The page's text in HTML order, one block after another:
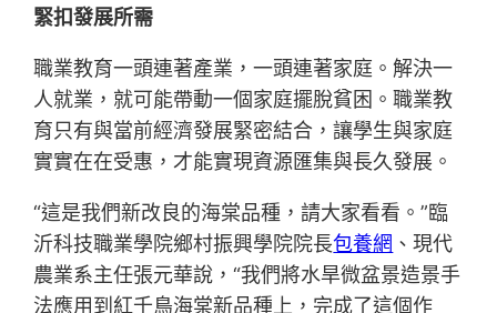
緊扣發展所需
職業教育一頭連著產業，一頭連著家庭。解決一
人就業，就可能帶動一個家庭擺脫貧困。職業教
育只有與當前經濟發展緊密結合，讓學生與家庭
實實在在受惠，才能實現資源匯集與長久發展。
“這是我們新改良的海棠品種，請大家看看。”臨
沂科技職業學院鄉村振興學院院長包養網 、現代
農業系主任張元華說，“我們將水旱微盆景造景手
法應用到紅千鳥海棠新品種上，完成了這個作